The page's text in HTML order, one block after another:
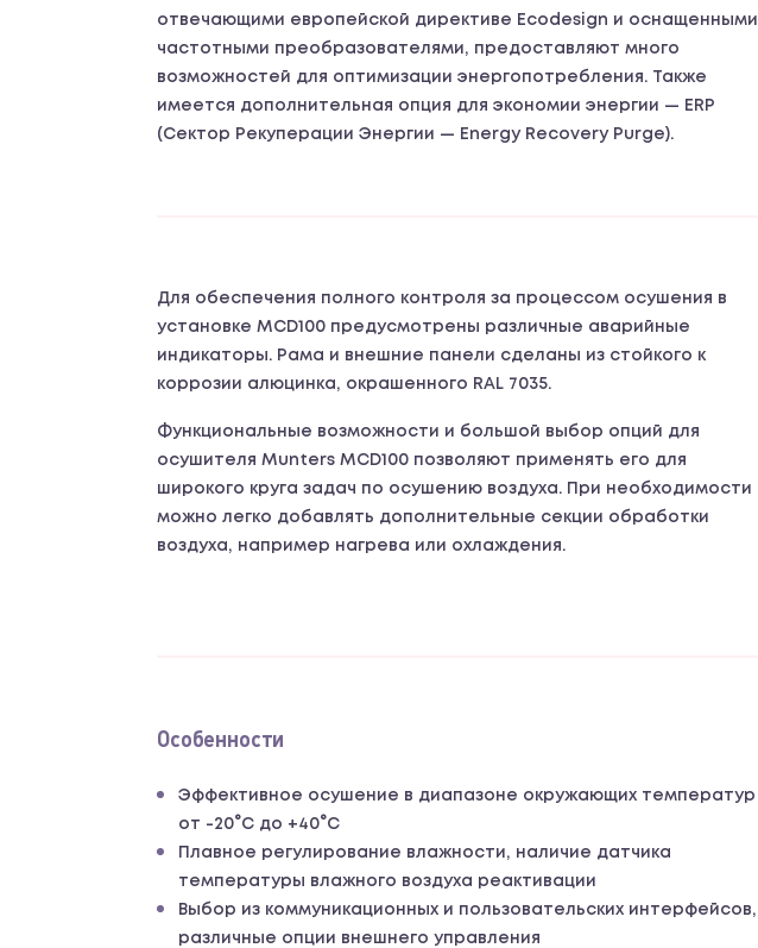
отвечающими европейской директиве Ecodesign и оснащенными
частотными преобразователями, предоставляют много
возможностей для оптимизации энергопотребления. Также
имеется дополнительная опция для экономии энергии — ERP
(Сектор Рекуперации Энергии — Energy Recovery Purge).
Для обеспечения полного контроля за процессом осушения в
установке MCD100 предусмотрены различные аварийные
индикаторы. Рама и внешние панели сделаны из стойкого к
коррозии алюцинка, окрашенного RAL 7035.
Функциональные возможности и большой выбор опций для
осушителя Munters MCD100 позволяют применять его для
широкого круга задач по осушению воздуха. При необходимости
можно легко добавлять дополнительные секции обработки
воздуха, например нагрева или охлаждения.
Особенности
Эффективное осушение в диапазоне окружающих температур
от -20°C до +40°C
Плавное регулирование влажности, наличие датчика
температуры влажного воздуха реактивации
Выбор из коммуникационных и пользовательских интерфейсов,
различные опции внешнего управления